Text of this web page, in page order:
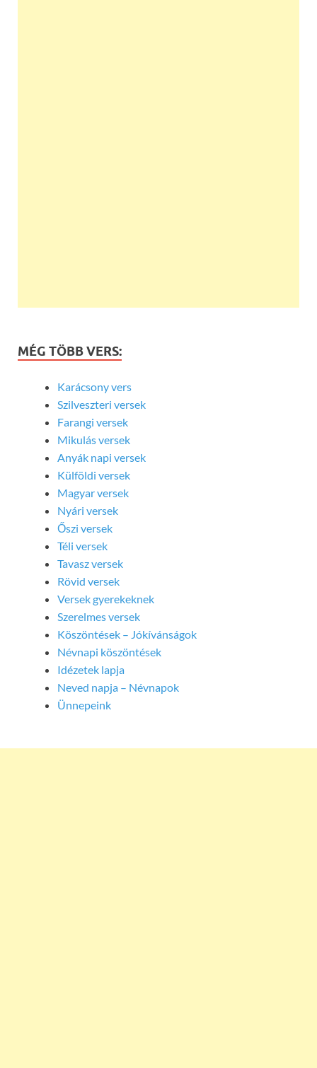
MÉG TÖBB VERS:
Karácsony vers
Szilveszteri versek
Farangi versek
Mikulás versek
Anyák napi versek
Külföldi versek
Magyar versek
Nyári versek
Őszi versek
Téli versek
Tavasz versek
Rövid versek
Versek gyerekeknek
Szerelmes versek
Köszöntések – Jókívánságok
Névnapi köszöntések
Idézetek lapja
Neved napja – Névnapok
Ünnepeink